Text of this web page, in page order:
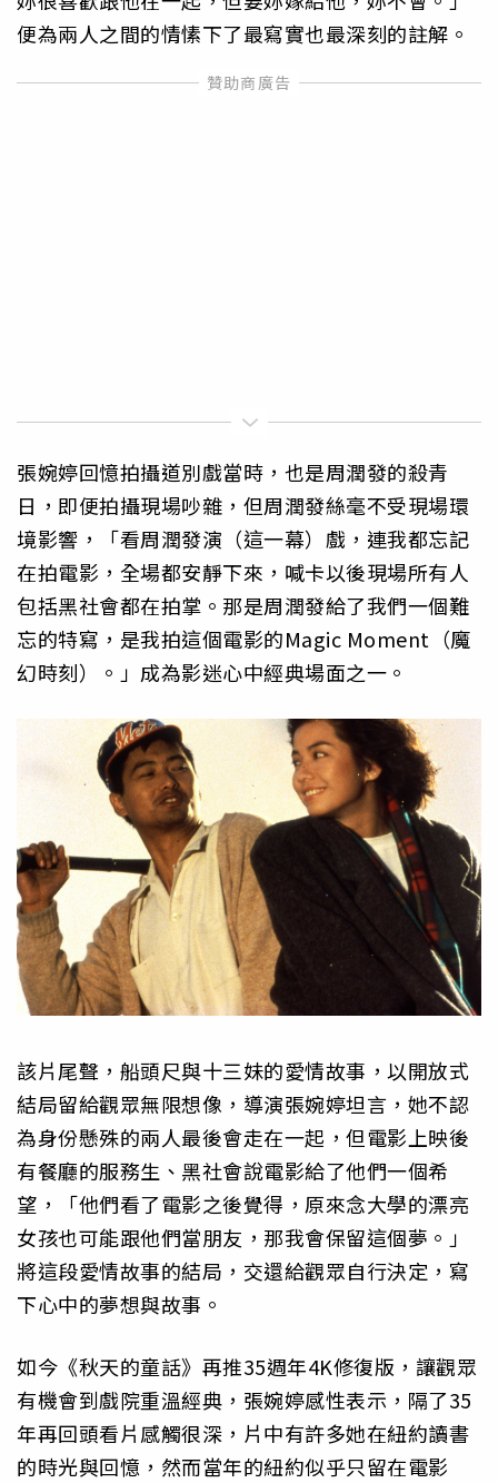
便為兩人之間的情愫下了最寫實也最深刻的註解。
張婉婷回憶拍攝道別戲當時，也是周潤發的殺青
日，即便拍攝現場吵雜，但周潤發絲毫不受現場環
境影響，「看周潤發演（這一幕）戲，連我都忘記
在拍電影，全場都安靜下來，喊卡以後現場所有人
包括黑社會都在拍掌。那是周潤發給了我們一個難
忘的特寫，是我拍這個電影的Magic Moment（魔
幻時刻）。」成為影迷心中經典場面之一。
該片尾聲，船頭尺與十三妹的愛情故事，以開放式
結局留給觀眾無限想像，導演張婉婷坦言，她不認
為身份懸殊的兩人最後會走在一起，但電影上映後
有餐廳的服務生、黑社會說電影給了他們一個希
望，「他們看了電影之後覺得，原來念大學的漂亮
女孩也可能跟他們當朋友，那我會保留這個夢。」
將這段愛情故事的結局，交還給觀眾自行決定，寫
下心中的夢想與故事。
如今《秋天的童話》再推35週年4K修復版，讓觀眾
有機會到戲院重溫經典，張婉婷感性表示，隔了35
年再回頭看片感觸很深，片中有許多她在紐約讀書
的時光與回憶，然而當年的紐約似乎只留在電影